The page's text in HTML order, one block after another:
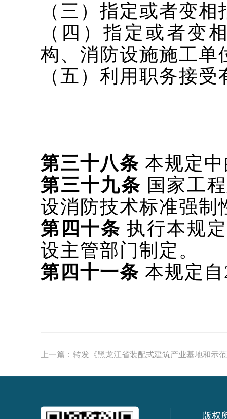
（三）指定或者变
（四）指定或者变
构、消防设施施工单
（五）利用职务接
第三十八条 本规定
第三十九条 国家工
设消防技术标准强制
第四十条 执行本规
设主管部门制定。
第四十一条 本规定
上一篇： 转发《黑龙江省装配式建筑产业基地和示
版权